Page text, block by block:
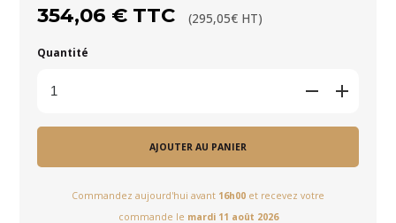
354,06 € TTC (295,05€ HT)
Quantité
AJOUTER AU PANIER
Commandez aujourd'hui avant 16h00 et recevez votre
commande le mardi 11 août 2026